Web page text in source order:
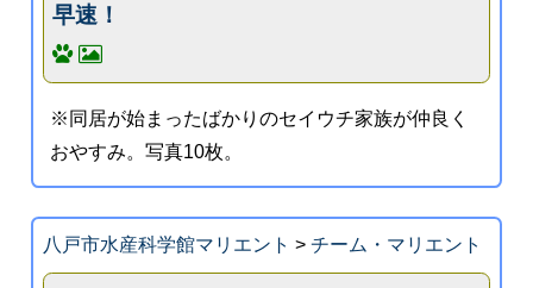
早速！
※同居が始まったばかりのセイウチ家族が仲良く
おやすみ。写真10枚。
八戸市水産科学館マリエント > チーム・マリエント